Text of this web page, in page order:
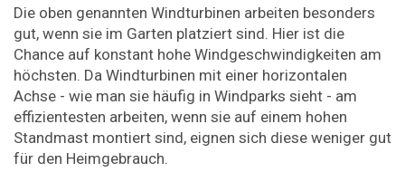
Die oben genannten Windturbinen arbeiten besonders
gut, wenn sie im Garten platziert sind. Hier ist die
Chance auf konstant hohe Windgeschwindigkeiten am
höchsten. Da Windturbinen mit einer horizontalen
Achse - wie man sie häufig in Windparks sieht - am
effizientesten arbeiten, wenn sie auf einem hohen
Standmast montiert sind, eignen sich diese weniger gut
für den Heimgebrauch.